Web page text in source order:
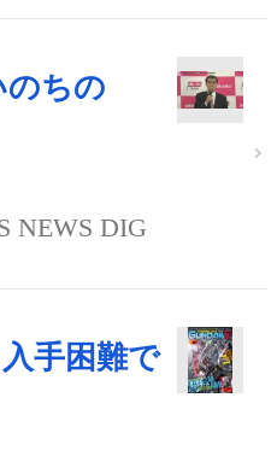
のちの
NEWS DIG
手困難で